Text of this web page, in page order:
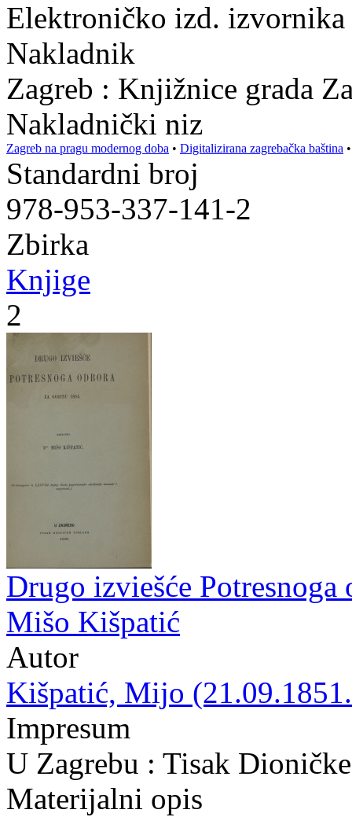
Elektroničko izd.
Nakladnik
Zagreb : Knjižnice grada
Nakladnički niz
Zagreb na pragu modernog doba • Digitalizirana zagrebačka baština
Standardni broj
978-953-337-141-2
Zbirka
Knjige
2
Drugo izviešće
Mišo Kišpatić
Autor
Kišpatić, Mijo
Impresum
U Zagrebu : Tisak
Materijalni opis